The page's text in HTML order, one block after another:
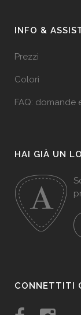
INFO &
Prezzi
Colori
FAQ: domande
HAI GIÀ UN
CONNETTITI